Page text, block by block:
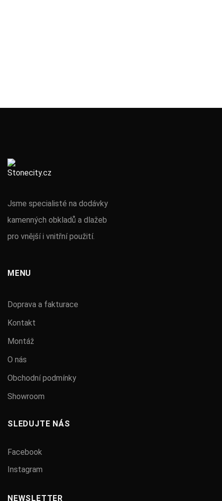
Jsme specialisté na dodávky
kamenných obkladů a dlažeb
pro vnější i vnitřní použití.
MENU
Doprava a fakturace
Kontakt
Montáž
O nás
Obchodní podmínky
Showroom
SLEDUJTE NÁS
Facebook
Instagram
NEWSLETTER